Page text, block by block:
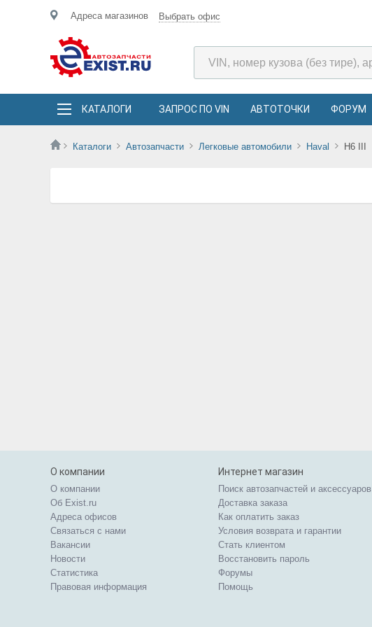
Адреса магазинов Выбрать офис
КАТАЛОГИ ЗАПРОС ПО VIN АВТОТОЧКИ ФОРУМ
Каталоги Автозапчасти Легковые автомобили Haval H6 III
О компании
О компании
Об Exist.ru
Адреса офисов
Связаться с нами
Вакансии
Новости
Статистика
Правовая информация
Интернет магазин
Поиск автозапчастей и аксессуаров
Доставка заказа
Как оплатить заказ
Условия возврата и гарантии
Стать клиентом
Восстановить пароль
Форумы
Помощь